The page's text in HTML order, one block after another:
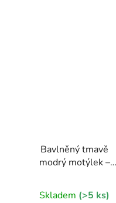
Bavlněný tmavě
modrý motýlek –
Skladem (>5 ks)